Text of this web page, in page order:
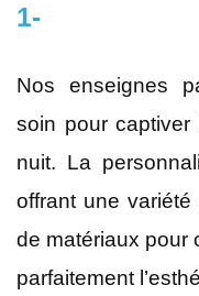
1-
Nos enseignes
soin pour captiver
nuit. La
offrant une
de matériaux pour
parfaitement